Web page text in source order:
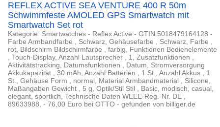
REFLEX ACTIVE SEA VENTURE 400 R 50m
Schwimmfeste AMOLED GPS Smartwatch mit
Smartwatch Set rot
Kategorie: Smartwatches - Reflex Active - GTIN:5018479164128 -
Farbe Armbandfarbe , Schwarz, Gehäusefarbe , Schwarz, Farbe ,
rot, Bildschirm Bildschirmfarbe , farbig, Funktionen Bedienelemente
, Touch-Display, Anzahl Lautsprecher , 1, Zusatzfunktionen ,
Aktivitätstracking, Datumsfunktionen , Datum, Stromversorgung
Akkukapazität , 30 mAh, Anzahl Batterien , 1 St., Anzahl Akkus , 1
St., Gehäuse Form , normal, Material Armbandmaterial , Silicone,
Maßangaben Gewicht , 5 g, Optik/Stil Stil , Basic, modisch, casual,
elegant, sportlich, Technische Daten WEEE-Reg.-Nr. DE ,
89633988, - 76,00 Euro bei OTTO - gefunden von billiger.de